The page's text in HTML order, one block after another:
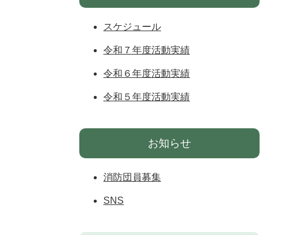
スケジュール
令和７年度活動実績
令和６年度活動実績
令和５年度活動実績
お知らせ
消防団員募集
SNS